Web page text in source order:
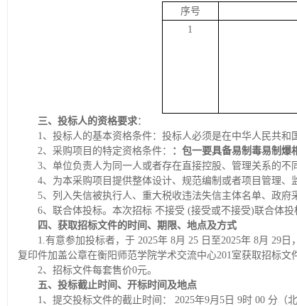
序号
1
三、投标人的资格要求：
1、投标人的基本资格条件：投标人必须是在中华人民共
2、采购项目的特定资格条件：
：包一要具备易制毒易制爆
3、单位负责人为同一人或者存在直接控股、管理关系的不
4、为本采购项目提供整体设计、规范编制或者项目管理、
5、列入失信被执行人、重大税收违法失信主体名单、政府
6、联合体投标。本次招标 不接受 (接受或不接受)联合体
四、获取招标文件的时间、期限、地点及方式
1.有意参加投标者，于 2025年 8月 25 日至2025年 8月 29
复印件加盖公章在衡阳师范学院学术交流中心201室获取招标文
2、招标文件每套售价0元。
五、投标截止时间、开标时间及地点
1、提交投标文件的截止时间： 2025年9月5日 9时 00 分（北